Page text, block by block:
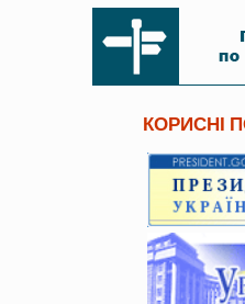
КОРИСНІ